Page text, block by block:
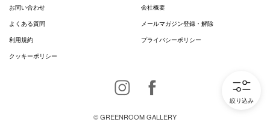
絞り込み
お問い合わせ
会社概要
よくある質問
メールマガジン登録・解除
利用規約
プライバシーポリシー
クッキーポリシー
InstagramFacebook
© GREENROOM GALLERY